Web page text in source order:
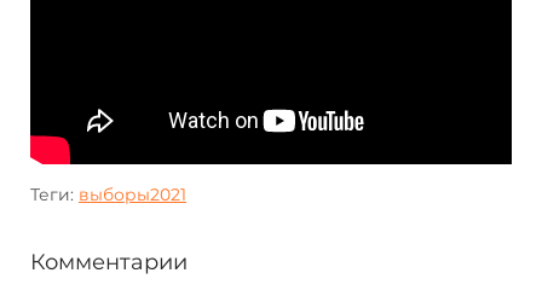
Теги: выборы2021
Комментарии